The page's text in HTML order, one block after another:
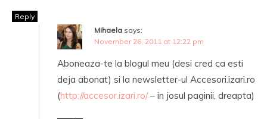
Reply
Mihaela says:
November 26, 2011 at 12:22 pm
Aboneaza-te la blogul meu (desi cred ca esti
deja abonat) si la newsletter-ul Accesori.izari.ro
(http://accesor.izari.ro/– in josul paginii, dreapta)